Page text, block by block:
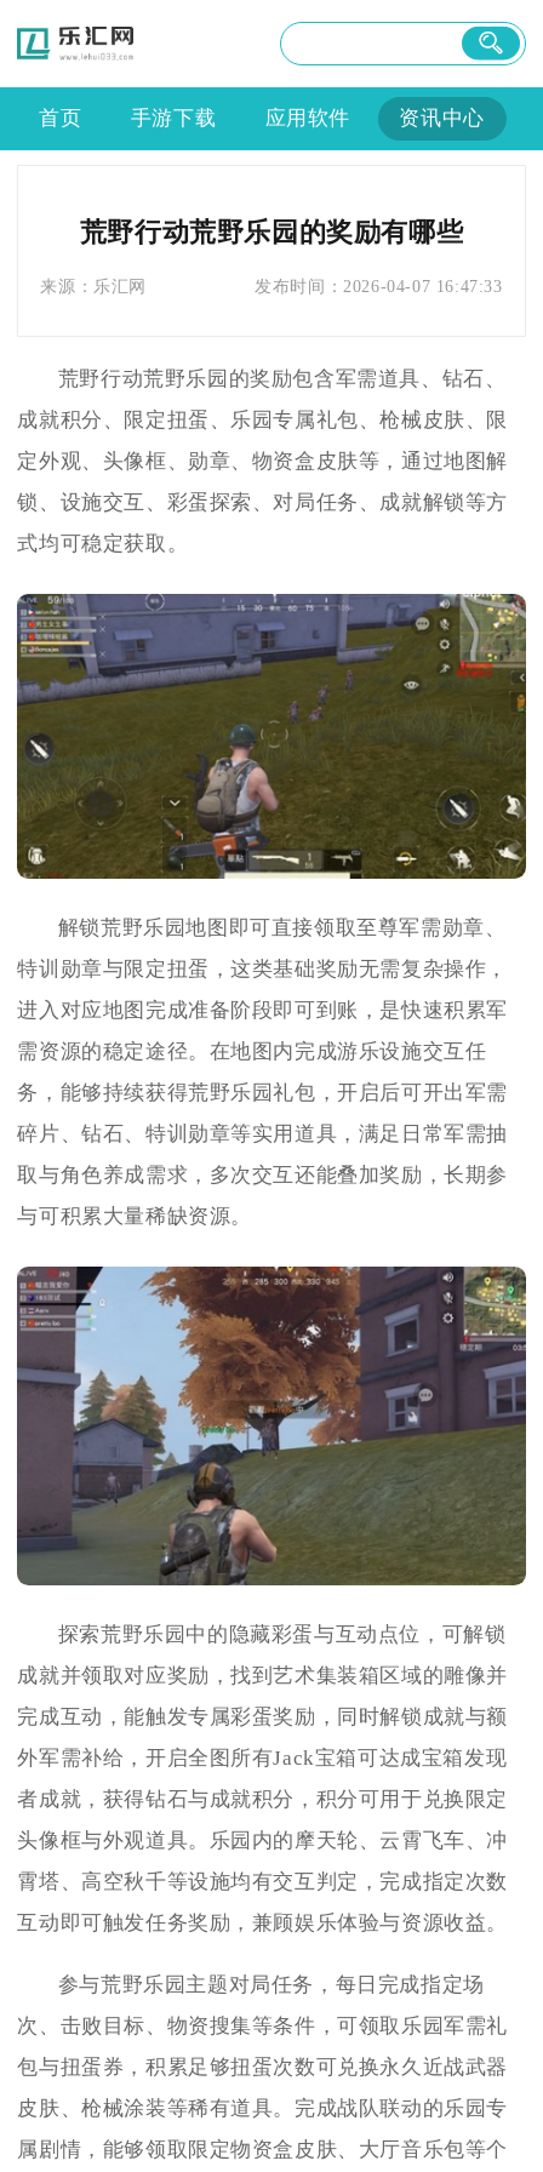
首页 手游下载 应用软件 资讯中心
荒野行动荒野乐园的奖励有哪些
来源： 乐汇网 发布时间： 2026-04-07 16:47:33
荒野行动荒野乐园的奖励包含军需道具、钻石、
成就积分、限定扭蛋、乐园专属礼包、枪械皮肤、限
定外观、头像框、勋章、物资盒皮肤等，通过地图解
锁、设施交互、彩蛋探索、对局任务、成就解锁等方
式均可稳定获取。
解锁荒野乐园地图即可直接领取至尊军需勋章、
特训勋章与限定扭蛋，这类基础奖励无需复杂操作，
进入对应地图完成准备阶段即可到账，是快速积累军
需资源的稳定途径。在地图内完成游乐设施交互任
务，能够持续获得荒野乐园礼包，开启后可开出军需
碎片、钻石、特训勋章等实用道具，满足日常军需抽
取与角色养成需求，多次交互还能叠加奖励，长期参
与可积累大量稀缺资源。
探索荒野乐园中的隐藏彩蛋与互动点位，可解锁
成就并领取对应奖励，找到艺术集装箱区域的雕像并
完成互动，能触发专属彩蛋奖励，同时解锁成就与额
外军需补给，开启全图所有Jack宝箱可达成宝箱发现
者成就，获得钻石与成就积分，积分可用于兑换限定
头像框与外观道具。乐园内的摩天轮、云霄飞车、冲
霄塔、高空秋千等设施均有交互判定，完成指定次数
互动即可触发任务奖励，兼顾娱乐体验与资源收益。
参与荒野乐园主题对局任务，每日完成指定场
次、击败目标、物资搜集等条件，可领取乐园军需礼
包与扭蛋券，积累足够扭蛋次数可兑换永久近战武器
皮肤、枪械涂装等稀有道具。完成战队联动的乐园专
属剧情，能够领取限定物资盒皮肤、大厅音乐包等个